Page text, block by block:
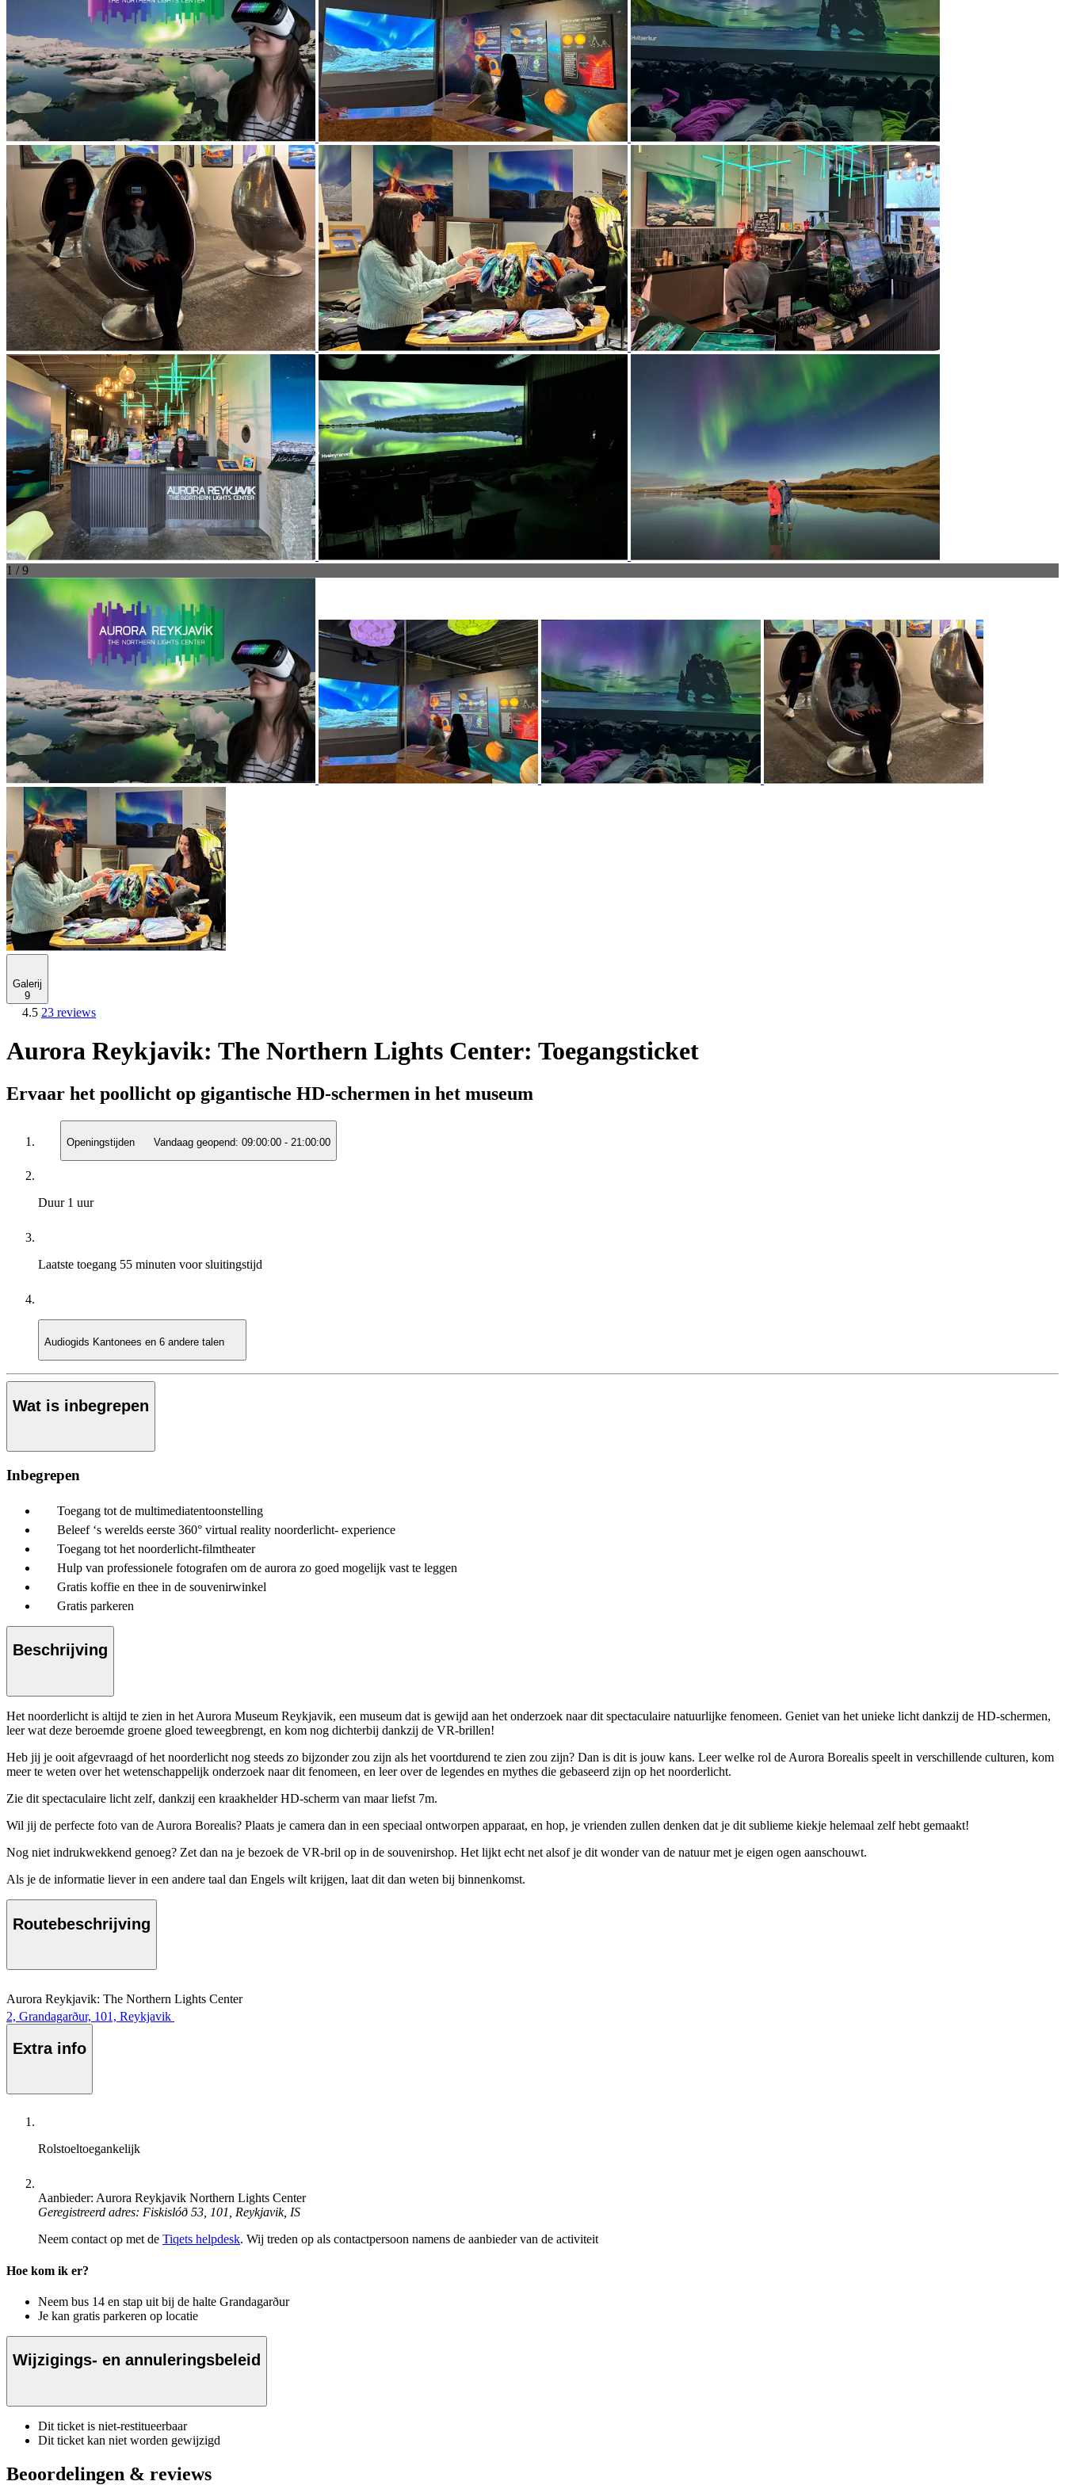
1 / 9
Galerij
9
4.5 23 reviews
Aurora Reykjavik: The Northern Lights Center: Toegangsticket
Ervaar het poollicht op gigantische HD-schermen in het museum
Openingstijden Vandaag geopend: 09:00:00 - 21:00:00
Duur 1 uur
Laatste toegang 55 minuten voor sluitingstijd
Audiogids Kantonees en 6 andere talen
Wat is inbegrepen
Inbegrepen
Toegang tot de multimediatentoonstelling
Beleef ‘s werelds eerste 360° virtual reality noorderlicht- experience
Toegang tot het noorderlicht-filmtheater
Hulp van professionele fotografen om de aurora zo goed mogelijk vast te leggen
Gratis koffie en thee in de souvenirwinkel
Gratis parkeren
Beschrijving
Het noorderlicht is altijd te zien in het Aurora Museum Reykjavik, een museum dat is gewijd aan het onderzoek naar dit spectaculaire natuurlijke fenomeen. Geniet van het unieke licht dankzij de HD-schermen,
leer wat deze beroemde groene gloed teweegbrengt, en kom nog dichterbij dankzij de VR-brillen!
Heb jij je ooit afgevraagd of het noorderlicht nog steeds zo bijzonder zou zijn als het voortdurend te zien zou zijn? Dan is dit is jouw kans. Leer welke rol de Aurora Borealis speelt in verschillende culturen, kom
meer te weten over het wetenschappelijk onderzoek naar dit fenomeen, en leer over de legendes en mythes die gebaseerd zijn op het noorderlicht.
Zie dit spectaculaire licht zelf, dankzij een kraakhelder HD-scherm van maar liefst 7m.
Wil jij de perfecte foto van de Aurora Borealis? Plaats je camera dan in een speciaal ontworpen apparaat, en hop, je vrienden zullen denken dat je dit sublieme kiekje helemaal zelf hebt gemaakt!
Nog niet indrukwekkend genoeg? Zet dan na je bezoek de VR-bril op in de souvenirshop. Het lijkt echt net alsof je dit wonder van de natuur met je eigen ogen aanschouwt.
Als je de informatie liever in een andere taal dan Engels wilt krijgen, laat dit dan weten bij binnenkomst.
Routebeschrijving
Aurora Reykjavik: The Northern Lights Center
2, Grandagarður, 101, Reykjavik
Extra info
Rolstoeltoegankelijk
Aanbieder: Aurora Reykjavik Northern Lights Center
Geregistreerd adres: Fiskislóð 53, 101, Reykjavik, IS
Neem contact op met de Tiqets helpdesk. Wij treden op als contactpersoon namens de aanbieder van de activiteit
Hoe kom ik er?
Neem bus 14 en stap uit bij de halte Grandagarður
Je kan gratis parkeren op locatie
Wijzigings- en annuleringsbeleid
Dit ticket is niet-restitueerbaar
Dit ticket kan niet worden gewijzigd
Beoordelingen & reviews